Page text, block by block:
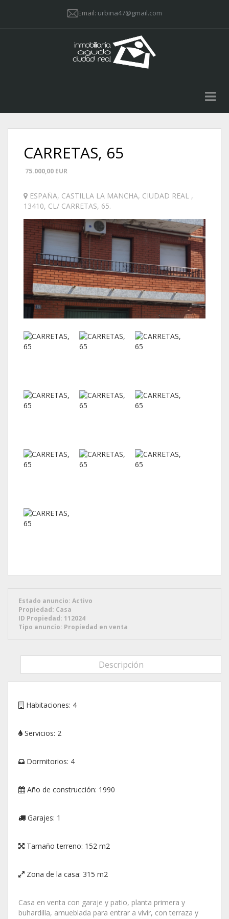
Email: urbina47@gmail.com
CARRETAS, 65
75.000,00 EUR
ESPAÑA, CASTILLA LA MANCHA, CIUDAD REAL ,
13410, CL/ CARRETAS, 65.
Estado anuncio: Activo
Propiedad: Casa
ID Propiedad: 112024
Tipo anuncio: Propiedad en venta
Descripción
Habitaciones: 4
Servicios: 2
Dormitorios: 4
Año de construcción: 1990
Garajes: 1
Tamaño terreno: 152 m2
Zona de la casa: 315 m2
Casa en venta con garaje y patio, planta primera y
buhardilla, amueblada para entrar a vivir, con terraza y